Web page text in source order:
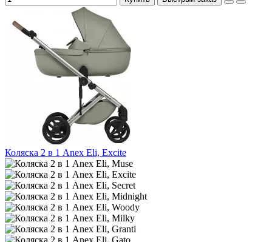
Коляска 2 в 1 Anex Eli, Excite